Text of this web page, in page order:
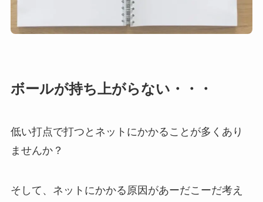
ボールが持ち上がらない・・・
低い打点で打つとネットにかかることが多くあり
ませんか？
そして、ネットにかかる原因があーだこーだ考え